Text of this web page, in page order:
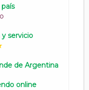
servicio
de Argentina
online